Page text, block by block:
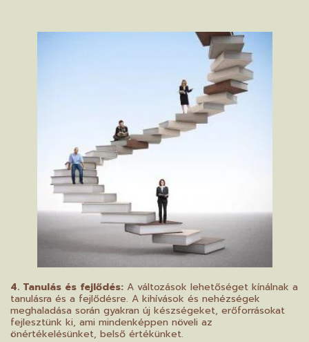
4. Tanulás és fejlődés: A változások lehetőséget kínálnak a
tanulásra és a fejlődésre. A kihívások és nehézségek
meghaladása során gyakran új készségeket, erőforrásokat
fejlesztünk ki, ami mindenképpen növeli az
önértékelésünket, belső értékünket.